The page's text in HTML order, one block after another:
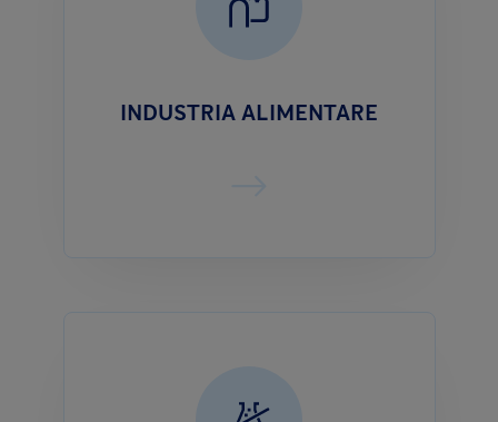
INDUSTRIA ALIMENTARE